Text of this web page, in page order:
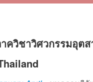
ควิชาวิศวกรรมอุต